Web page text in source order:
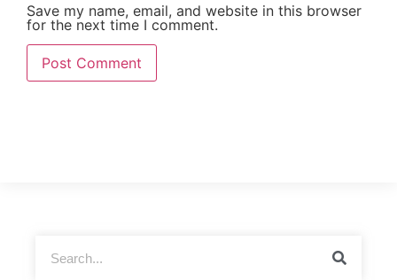
Save my name, email, and website in this browser
for the next time I comment.